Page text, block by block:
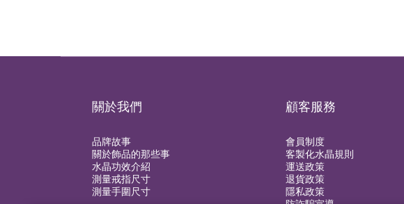
關於我們
品牌故事
關於飾品的那些事
水晶功效介紹
測量戒指尺寸
測量手圍尺寸
顧客服務
會員制度
客製化水晶規則
運送政策
退貨政策
隱私政策